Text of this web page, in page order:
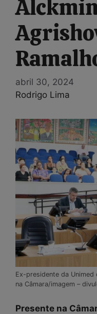
abril 30, 2024
Rodrigo Lima
Ex-presidente da
na Câmara/imagem –
Presente na